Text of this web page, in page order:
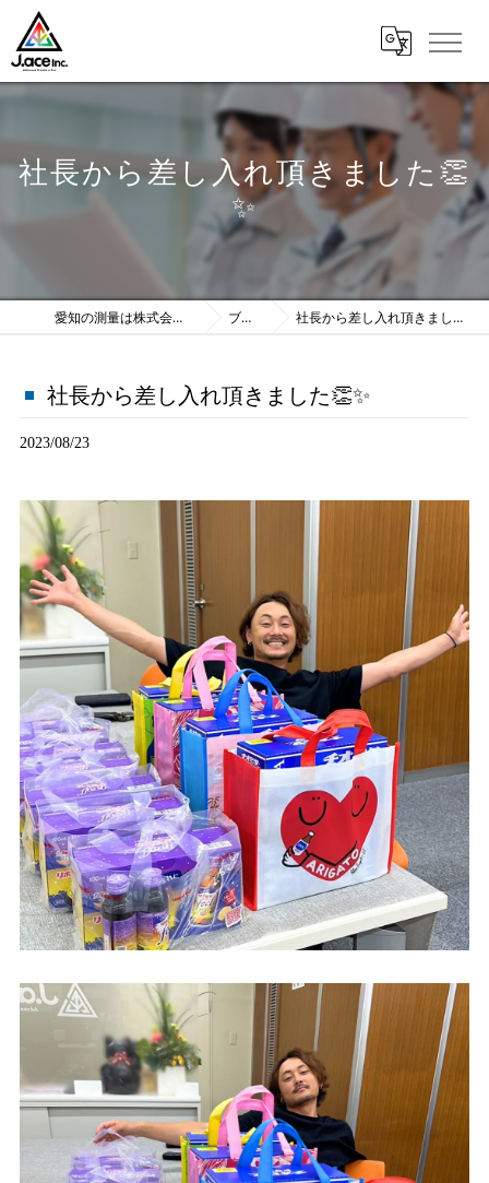
社長から差し入れ頂きました👏
✨
愛知の測量は株式会社J.ace ブログ 社長から差し入れ頂きました👏✨
社長から差し入れ頂きました👏✨
2023/08/23